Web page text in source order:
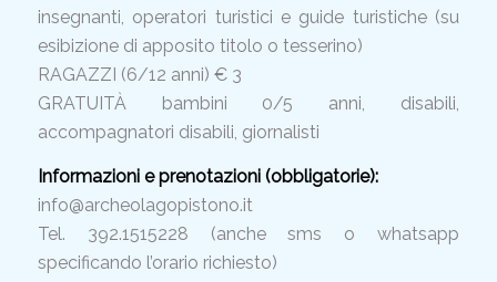
insegnanti, operatori turistici e guide turistiche (su
esibizione di apposito titolo o tesserino)
RAGAZZI (6/12 anni) € 3
GRATUITÀ bambini 0/5 anni, disabili,
accompagnatori disabili, giornalisti
Informazioni e prenotazioni (obbligatorie):
info@archeolagopistono.it
Tel. 392.1515228 (anche sms o whatsapp
specificando l’orario richiesto)